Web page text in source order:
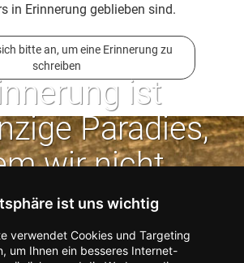
ist uns wichtig
verwendet Cookies und Targeting
um Ihnen ein besseres Internet-
in Erinnerung geblieben sind.
bitte an, um eine Erinnerung zu
schreiben
ist
Paradies,
wir nicht
werden
| Jean Paul